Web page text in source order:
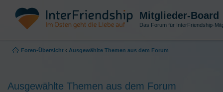
Mitglieder-Board
Das Forum für InterFriendship-
Foren-Übersicht ‹ Ausgewählte Themen aus dem Forum
Ausgewählte Themen aus dem Forum